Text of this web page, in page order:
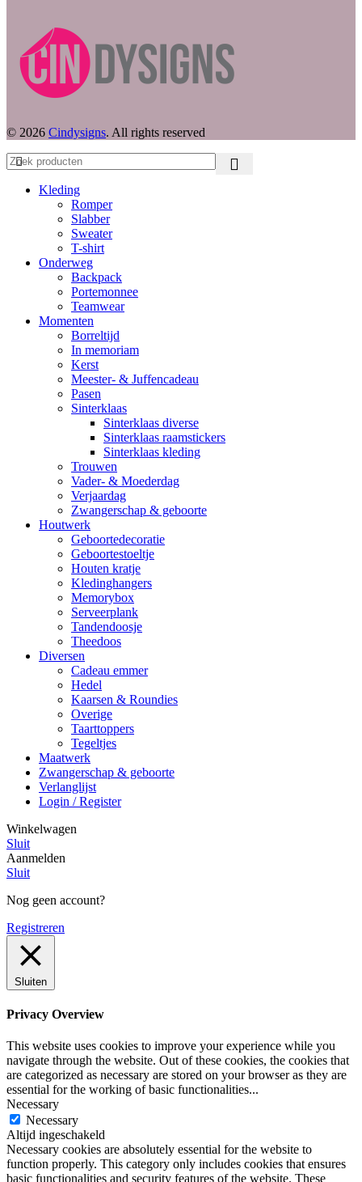
© 2026 Cindysigns. All rights reserved
Kleding
Romper
Slabber
Sweater
T-shirt
Onderweg
Backpack
Portemonnee
Teamwear
Momenten
Borreltijd
In memoriam
Kerst
Meester- & Juffencadeau
Pasen
Sinterklaas
Sinterklaas diverse
Sinterklaas raamstickers
Sinterklaas kleding
Trouwen
Vader- & Moederdag
Verjaardag
Zwangerschap & geboorte
Houtwerk
Geboortedecoratie
Geboortestoeltje
Houten kratje
Kledinghangers
Memorybox
Serveerplank
Tandendoosje
Theedoos
Diversen
Cadeau emmer
Hedel
Kaarsen & Roundies
Overige
Taarttoppers
Tegeltjes
Maatwerk
Zwangerschap & geboorte
Verlanglijst
Login / Register
Winkelwagen
Sluit
Aanmelden
Sluit
Nog geen account?
Registreren
Sluiten
Privacy Overview
This website uses cookies to improve your experience while you
navigate through the website. Out of these cookies, the cookies that
are categorized as necessary are stored on your browser as they are
essential for the working of basic functionalities...
Necessary
Necessary
Altijd ingeschakeld
Necessary cookies are absolutely essential for the website to
function properly. This category only includes cookies that ensures
basic functionalities and security features of the website. These